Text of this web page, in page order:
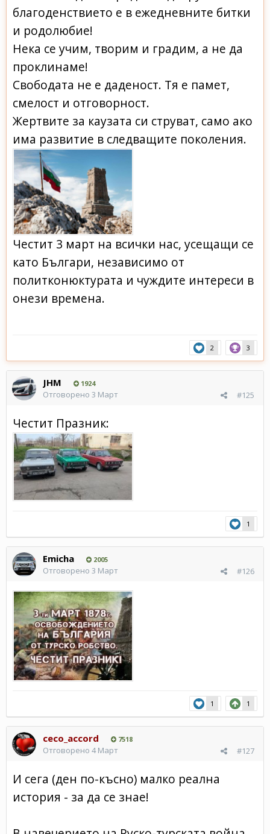
благоденствието е в ежедневните битки
и родолюбие!
Нека се учим, творим и градим, а не да
проклинаме!
Свободата не е даденост. Тя е памет,
смелост и отговорност.
Жертвите за каузата си струват, само ако
има развитие в следващите поколения.
Честит 3 март на всички нас, усещащи се
като Българи, независимо от
политконюктурата и чуждите интереси в
онези времена.
2 3
JHM 1924
#125
Отговорено 3 Март
Честит Празник:
1
Emicha 2005
#126
Отговорено 3 Март
1 1
ceco_accord 7518
#127
Отговорено 4 Март
И сега (ден по-късно) малко реална
история - за да се знае!